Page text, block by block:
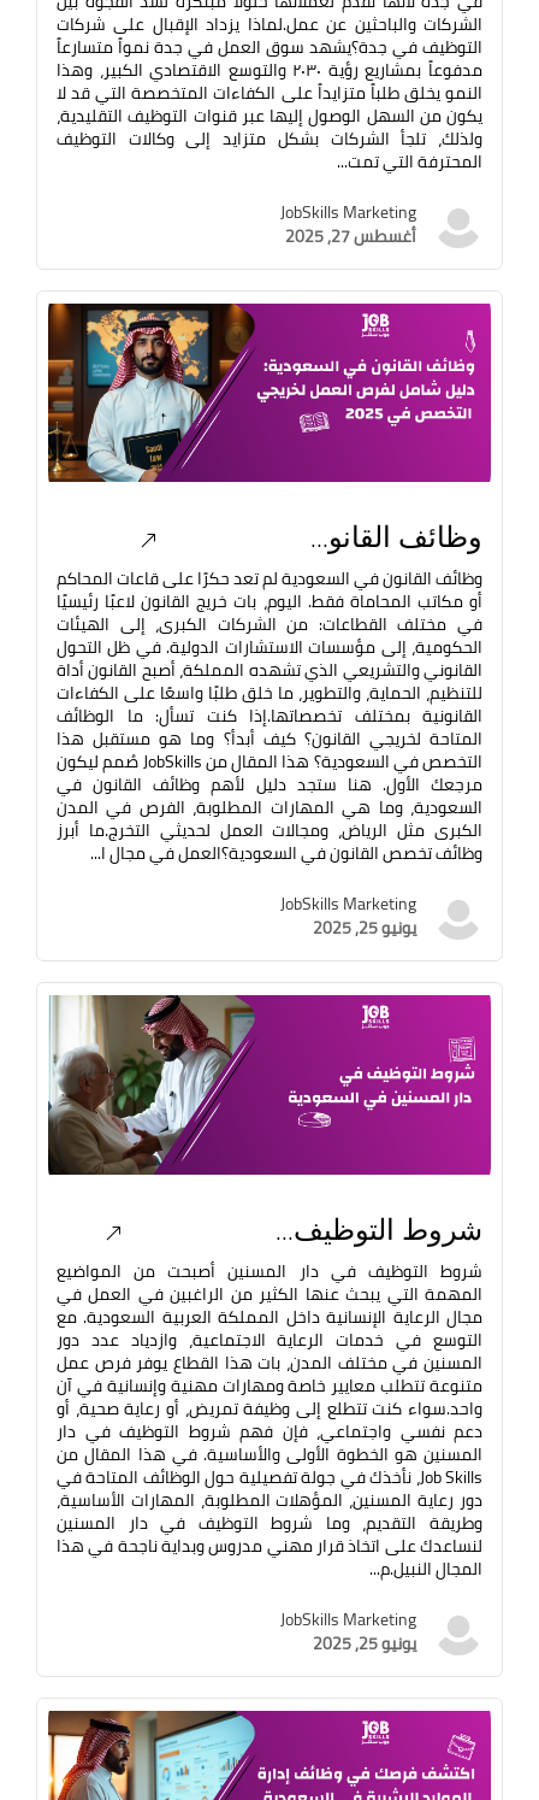
الشركات والباحثين عن عمل.لماذا يزداد الإقبال على شركات
التوظيف في جدة؟يشهد سوق العمل في جدة نمواً متسارعاً
مدفوعاً بمشاريع رؤية ٢٠٣٠ والتوسع الاقتصادي الكبير، وهذا
النمو يخلق طلباً متزايداً على الكفاءات المتخصصة التي قد لا
يكون من السهل الوصول إليها عبر قنوات التوظيف التقليدية،
ولذلك، تلجأ الشركات بشكل متزايد إلى وكالات التوظيف
المحترفة التي تمت...
JobSkills Marketing
أغسطس 27, 2025
وظائف القانو...
وظائف القانون في السعودية لم تعد حكرًا على قاعات المحاكم
أو مكاتب المحاماة فقط. اليوم، بات خريج القانون لاعبًا رئيسيًا
في مختلف القطاعات: من الشركات الكبرى، إلى الهيئات
الحكومية، إلى مؤسسات الاستشارات الدولية. في ظل التحول
القانوني والتشريعي الذي تشهده المملكة، أصبح القانون أداة
للتنظيم، الحماية، والتطوير، ما خلق طلبًا واسعًا على الكفاءات
القانونية بمختلف تخصصاتها.إذا كنت تسأل: ما الوظائف
المتاحة لخريجي القانون؟ كيف أبدأ؟ وما هو مستقبل هذا
التخصص في السعودية؟ هذا المقال من JobSkills صُمم ليكون
مرجعك الأول. هنا ستجد دليل لأهم وظائف القانون في
السعودية، وما هي المهارات المطلوبة، الفرص في المدن
الكبرى مثل الرياض، ومجالات العمل لحديثي التخرج.ما أبرز
وظائف تخصص القانون في السعودية؟العمل في مجال ا...
JobSkills Marketing
يونيو 25, 2025
شروط التوظيف...
شروط التوظيف في دار المسنين أصبحت من المواضيع
المهمة التي يبحث عنها الكثير من الراغبين في العمل في
مجال الرعاية الإنسانية داخل المملكة العربية السعودية. مع
التوسع في خدمات الرعاية الاجتماعية، وازدياد عدد دور
المسنين في مختلف المدن، بات هذا القطاع يوفر فرص عمل
متنوعة تتطلب معايير خاصة ومهارات مهنية وإنسانية في آن
واحد.سواء كنت تتطلع إلى وظيفة تمريض، أو رعاية صحية، أو
دعم نفسي واجتماعي، فإن فهم شروط التوظيف في دار
المسنين هو الخطوة الأولى والأساسية. في هذا المقال من
Job Skills، نأخذك في جولة تفصيلية حول الوظائف المتاحة في
دور رعاية المسنين، المؤهلات المطلوبة، المهارات الأساسية،
وطريقة التقديم، وما شروط التوظيف في دار المسنين
لنساعدك على اتخاذ قرار مهني مدروس وبداية ناجحة في هذا
المجال النبيل.م...
JobSkills Marketing
يونيو 25, 2025